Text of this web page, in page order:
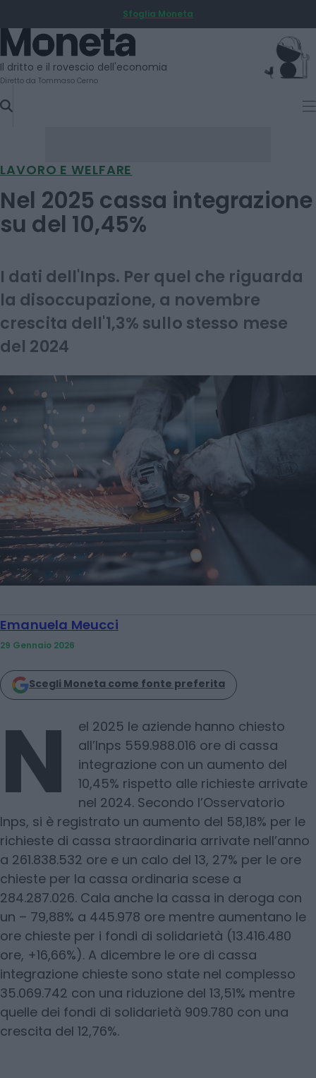
TO
CONTENT
Sfoglia Moneta
Moneta
Il dritto e il rovescio dell'economia
Diretto da Tommaso Cerno
LAVORO E WELFARE
Nel 2025 cassa integrazione
su del 10,45%
I dati dell'Inps. Per quel che riguarda
la disoccupazione, a novembre
crescita dell'1,3% sullo stesso mese
del 2024
Emanuela Meucci
29 Gennaio 2026
Scegli Moneta come fonte preferita
N
el 2025 le aziende hanno chiesto
all’Inps 559.988.016 ore di cassa
integrazione con un aumento del
10,45% rispetto alle richieste arrivate
nel 2024. Secondo l’Osservatorio
Inps, si è registrato un aumento del 58,18% per le
richieste di cassa straordinaria arrivate nell’anno
a 261.838.532 ore e un calo del 13, 27% per le ore
chieste per la cassa ordinaria scese a
284.287.026. Cala anche la cassa in deroga con
un – 79,88% a 445.978 ore mentre aumentano le
ore chieste per i fondi di solidarietà (13.416.480
ore, +16,66%). A dicembre le ore di cassa
integrazione chieste sono state nel complesso
35.069.742 con una riduzione del 13,51% mentre
quelle dei fondi di solidarietà 909.780 con una
crescita del 12,76%.